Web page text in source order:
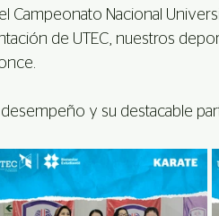
Campeonato Nacional
de UTEC, nuestros
y su destacable